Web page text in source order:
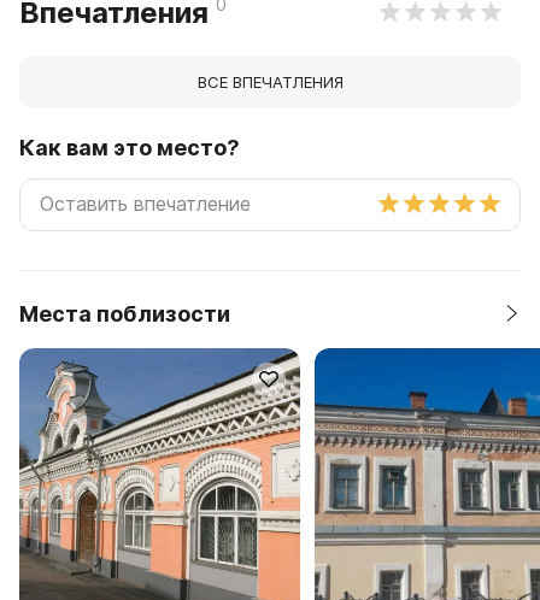
Впечатления
ВСЕ ВПЕЧАТЛЕНИЯ
Как вам это место?
Места поблизости